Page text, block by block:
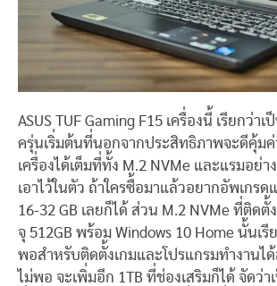
ASUS TUF Gaming F15 เครื่องนี้ เรียกว่าเ
ครุ่นเริ่มต้นที่นอกจากประสิทธิภาพจะดีคุ้มค่
เครื่องได้เต็มที่ทั้ง M.2 NVMe และแรมอย่
เอาไว้ในตัว ถ้าใครซื้อมาแล้วอยากอัพเกรด
16-32 GB เลยก็ได้ ส่วน M.2 NVMe ที่ติดตั้
จุ 512GB พร้อม Windows 10 Home นั้นเรี
พอสำหรับติดตั้งเกมและโปรแกรมทำงานไ
ไม่พอ จะเพิ่มอีก 1TB ที่ช่องเสริมก็ได้ จัดว่า